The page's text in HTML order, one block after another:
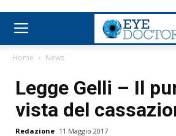
Home News
Legge Gelli – Il
vista del
Redazione 11 Maggio 2017